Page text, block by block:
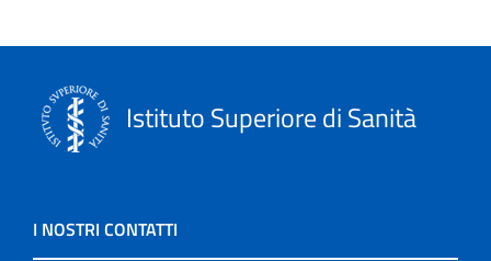
Istituto Superiore di Sanità
I NOSTRI CONTATTI